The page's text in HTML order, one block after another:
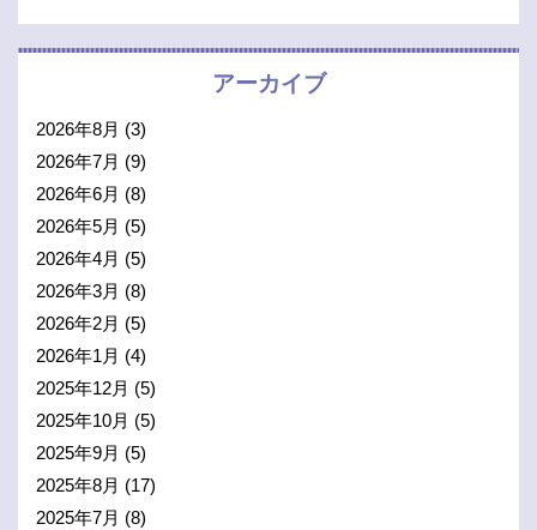
アーカイブ
2026年8月 (3)
2026年7月 (9)
2026年6月 (8)
2026年5月 (5)
2026年4月 (5)
2026年3月 (8)
2026年2月 (5)
2026年1月 (4)
2025年12月 (5)
2025年10月 (5)
2025年9月 (5)
2025年8月 (17)
2025年7月 (8)